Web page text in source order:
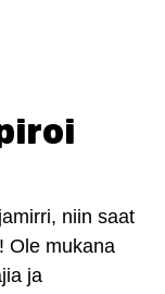
niin saat
Ole mukana
ja